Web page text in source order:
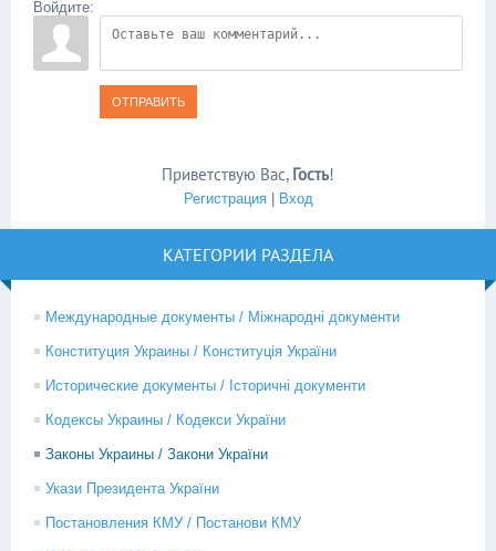
Войдите:
ОТПРАВИТЬ
Приветствую Вас, Гость!
Регистрация| Вход
КАТЕГОРИИ РАЗДЕЛА
Международные документы / Міжнародні документи
Конституция Украины / Конституція України
Исторические документы / Історичні документи
Кодексы Украины / Кодекси України
Законы Украины / Закони України
Укази Президента України
Постановления КМУ / Постанови КМУ